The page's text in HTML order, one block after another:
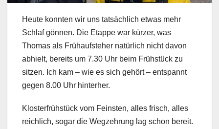
Heute konnten wir uns tatsächlich etwas mehr
Schlaf gönnen. Die Etappe war kürzer, was
Thomas als Frühaufsteher natürlich nicht davon
abhielt, bereits um 7.30 Uhr beim Frühstück zu
sitzen. Ich kam – wie es sich gehört – entspannt
gegen 8.00 Uhr hinterher.
Klosterfrühstück vom Feinsten, alles frisch, alles
reichlich, sogar die Wegzehrung lag schon bereit.